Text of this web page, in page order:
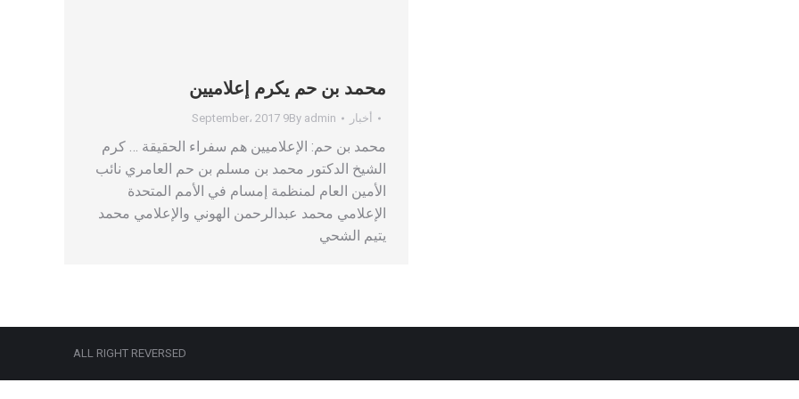
محمد بن حم يكرم إعلاميين
أخبار By admin 9 September، 2017
محمد بن حم: الإعلاميين هم سفراء الحقيقة … كرم
الشيخ الدكتور محمد بن مسلم بن حم العامري نائب
الأمين العام لمنظمة إمسام في الأمم المتحدة
الإعلامي محمد عبدالرحمن الهوني والإعلامي محمد
يتيم الشحي
ALL RIGHT REVERSED